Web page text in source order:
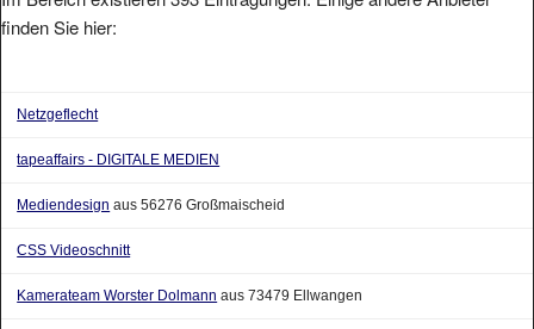
finden Sie hier:
Netzgeflecht
tapeaffairs - DIGITALE MEDIEN
Mediendesign aus 56276 Großmaischeid
CSS Videoschnitt
Kamerateam Worster Dolmann aus 73479 Ellwangen